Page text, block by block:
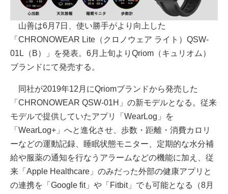
山善は6月7日、使い勝手がより向上した
「CHRONOWEAR Lite（クロノウェア ライト）QSW-
01L（B）」を発表。6月上旬よりQriom（キュリオム）
ブランドにて発売する。
同社が2019年12月にQriomブランドから発売した
「CHRONOWEAR QSW-01H」の新モデルとなる。従来
モデルで提供していたアプリ「WearLog」を
「WearLog+」へと進化させ、歩数・距離・消費カロリ
ーなどの運動記録、睡眠状態モニター、定期的な水分補
給や服薬の通知を行なうアラームなどの機能に加え、従
来「Apple Healthcare」のみだった外部の健康アプリと
の連携を「Google fit」や「Fitbit」でも可能となる（8月